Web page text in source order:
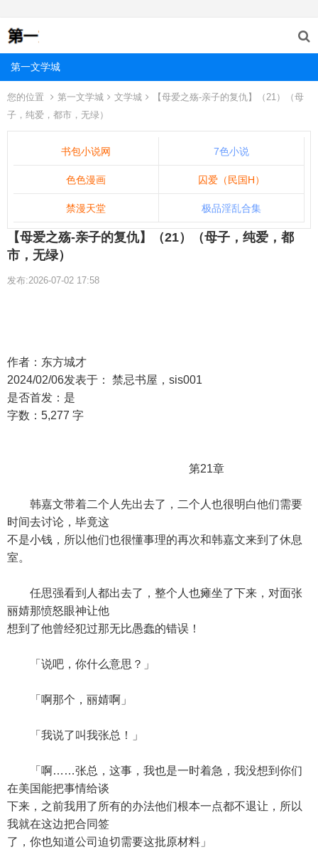
第一文学城
您的位置 第一文学城 文学城
【母爱之殇-亲子的复仇】（21）（母
子，纯爱，都市，无绿）
书包小说网 7色小说
色色漫画 囚爱（民国H）
禁漫天堂 极品淫乱合集
【母爱之殇-亲子的复仇】（21）（母子，纯爱，都
市，无绿）
发布:2026-07-02 17:58
作者：东方城才
2024/02/06发表于： 禁忌书屋，sis001
是否首发：是
字数：5,277 字
第21章
韩嘉文带着二个人先出去了，二个人也很明白他们需要
时间去讨论，毕竟这
不是小钱，所以他们也很懂事理的再次和韩嘉文来到了休息
室。
任思强看到人都出去了，整个人也瘫坐了下来，对面张
丽婧那愤怒眼神让他
想到了他曾经犯过那无比愚蠢的错误！
「说吧，你什么意思？」
「啊那个，丽婧啊」
「我说了叫我张总！」
「啊……张总，这事，我也是一时着急，我没想到你们
在美国能把事情给谈
下来，之前我用了所有的办法他们根本一点都不退让，所以
我就在这边把合同签
了，你也知道公司迫切需要这批原材料」